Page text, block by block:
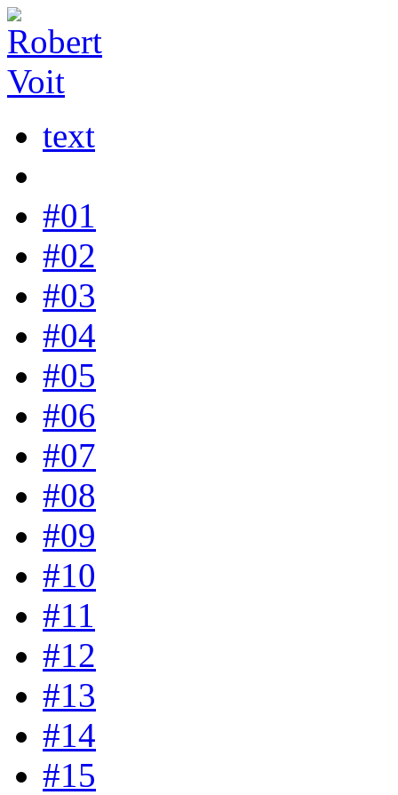
text
#01
#02
#03
#04
#05
#06
#07
#08
#09
#10
#11
#12
#13
#14
#15